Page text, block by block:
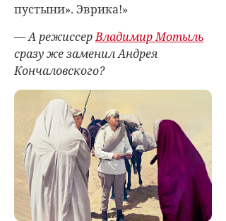
пустыни». Эврика!»
— А режиссерВладимир Мотыль
сразу же заменил Андрея
Кончаловского?